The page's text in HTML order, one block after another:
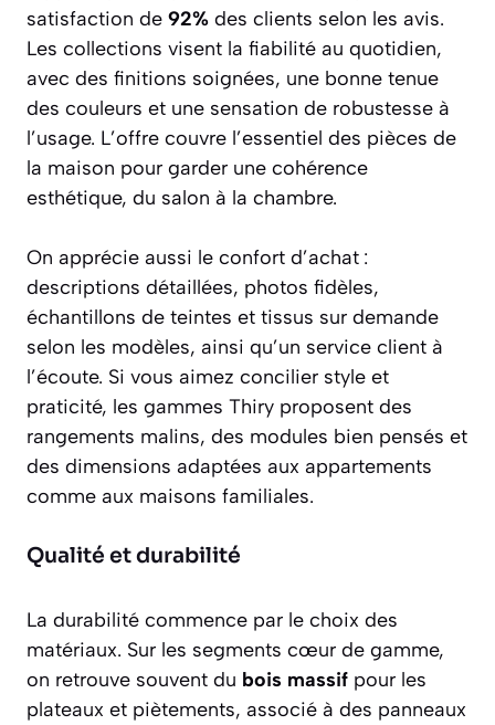
satisfaction de 92% des clients selon les avis.
Les collections visent la fiabilité au quotidien,
avec des finitions soignées, une bonne tenue
des couleurs et une sensation de robustesse à
l’usage. L’offre couvre l’essentiel des pièces de
la maison pour garder une cohérence
esthétique, du salon à la chambre.
On apprécie aussi le confort d’achat :
descriptions détaillées, photos fidèles,
échantillons de teintes et tissus sur demande
selon les modèles, ainsi qu’un service client à
l’écoute. Si vous aimez concilier style et
praticité, les gammes Thiry proposent des
rangements malins, des modules bien pensés et
des dimensions adaptées aux appartements
comme aux maisons familiales.
Qualité et durabilité
La durabilité commence par le choix des
matériaux. Sur les segments cœur de gamme,
on retrouve souvent du bois massif pour les
plateaux et piètements, associé à des panneaux